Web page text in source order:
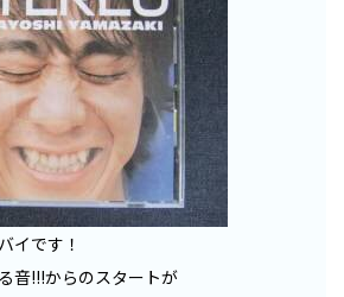
イです！
音!!!からのスタートが